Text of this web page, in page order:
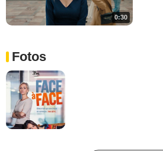
0:30
Fotos